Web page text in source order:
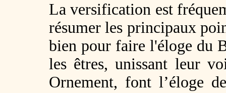
La versification est
résumer les principaux
bien pour faire l'éloge du
les êtres, unissant leur
Ornement, font l’éloge